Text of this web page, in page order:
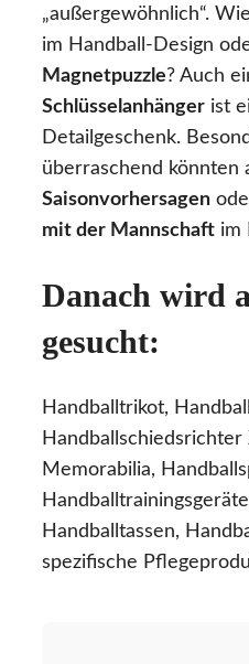
„außergewöhnlich“.
im Handball-Design
Magnetpuzzle? Auch
Schlüsselanhänger ist
Detailgeschenk.
überraschend könnten
Saisonvorhersagen
mit der Mannschaft im
Danach wird
gesucht:
Handballtrikot,
Handballschiedsrichter
Memorabilia,
Handballtassen,
spezifische